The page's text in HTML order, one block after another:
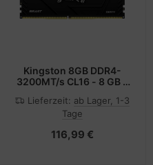
Kingston 8GB DDR4-
3200MT/s CL16 - 8 GB -
Lieferzeit: ab Lager, 1-3
Tage
116,99 €